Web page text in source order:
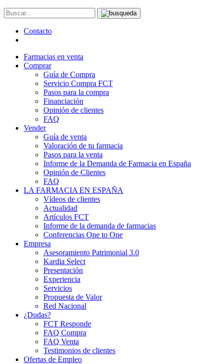
Contacto
Farmacias en venta
Comprar
Guía de Compra
Servicio Compra FCT
Pasos para la compra
Financiación
Opinión de clientes
FAQ
Vender
Guía de venta
Valoración de tu farmacia
Pasos para la venta
Informe de la Demanda de Farmacia en España
Opinión de Clientes
FAQ
LA FARMACIA EN ESPAÑA
Vídeos de clientes
Actualidad
Artículos FCT
Informe de la demanda de farmacias
Conferencias One to One
Empresa
Asesoramiento Patrimonial 3.0
Kardia Select
Presentación
Experiencia
Servicios
Propuesta de Valor
Red Nacional
¿Dudas?
FCT Responde
FAQ Compra
FAQ Venta
Testimonios de clientes
Ofertas de Empleo